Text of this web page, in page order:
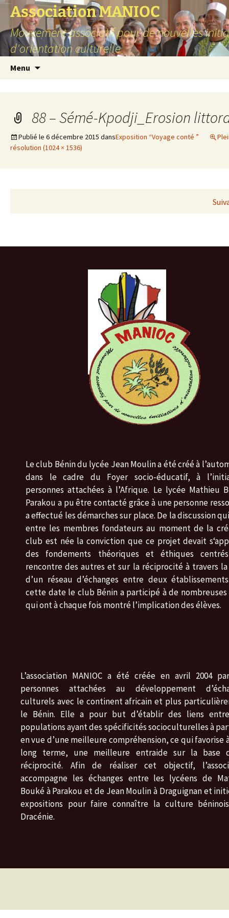
Aller
contenu
Association MANIOC
Mouvement associatif pour de nouvelles
d'orientation culturelle
Menu
88 – Sémé-Kpodji_Erosion
Publié le 6 décembre 2015 dansExposition “Voyage conté ”
résolution (1024 × 1536)
Le club Bénin du lycée Jean Moulin a été créé à
dans le cadre du Foyer socio-éducatif, à
personnes attachées à l’Afrique. Le lycée Mathieu
Parakou a pu être contacté grâce à une personne
a effectué les démarches sur place. De la discussion
entre les membres fondateurs au moment de la
club est née la conviction que ce projet devait
des fondements théoriques et éthiques
rencontre des autres et sur la réciprocité à travers
d’un réseau d’échanges entre deux
cette date le club Bénin a participé à de
qui ont à chaque fois montré l’implication des élèves.
L’association MANIOC a été créée en avril 2004
personnes attachées au développement
culturels avec le continent africain et plus
le Bénin. Elle a pour but d’établir des liens
populations ayant des spécificités socioculturelles à
en vue d’une meilleure compréhension, ce qui favorise
long terme, une meilleure entraide sur la base
réciprocité. Afin de réaliser cet objectif,
accompagne les échanges entre les lycéens de
Bouké à Parakou et de Jean Moulin à Draguignan et
expositions pour faire connaître la culture
Dracénie.